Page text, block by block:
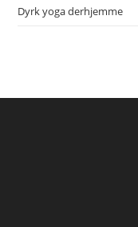
Dyrk yoga derhjemme